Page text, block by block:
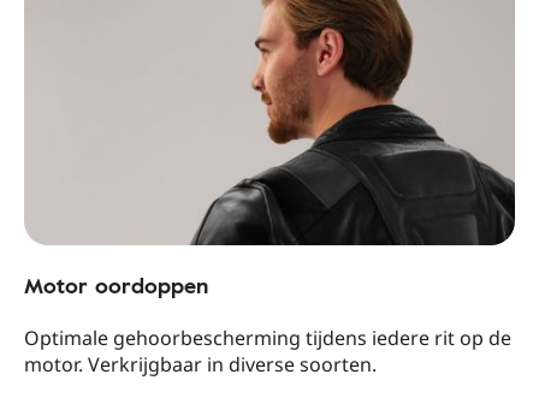
Motor oordoppen
Optimale gehoorbescherming tijdens iedere rit op de
motor. Verkrijgbaar in diverse soorten.